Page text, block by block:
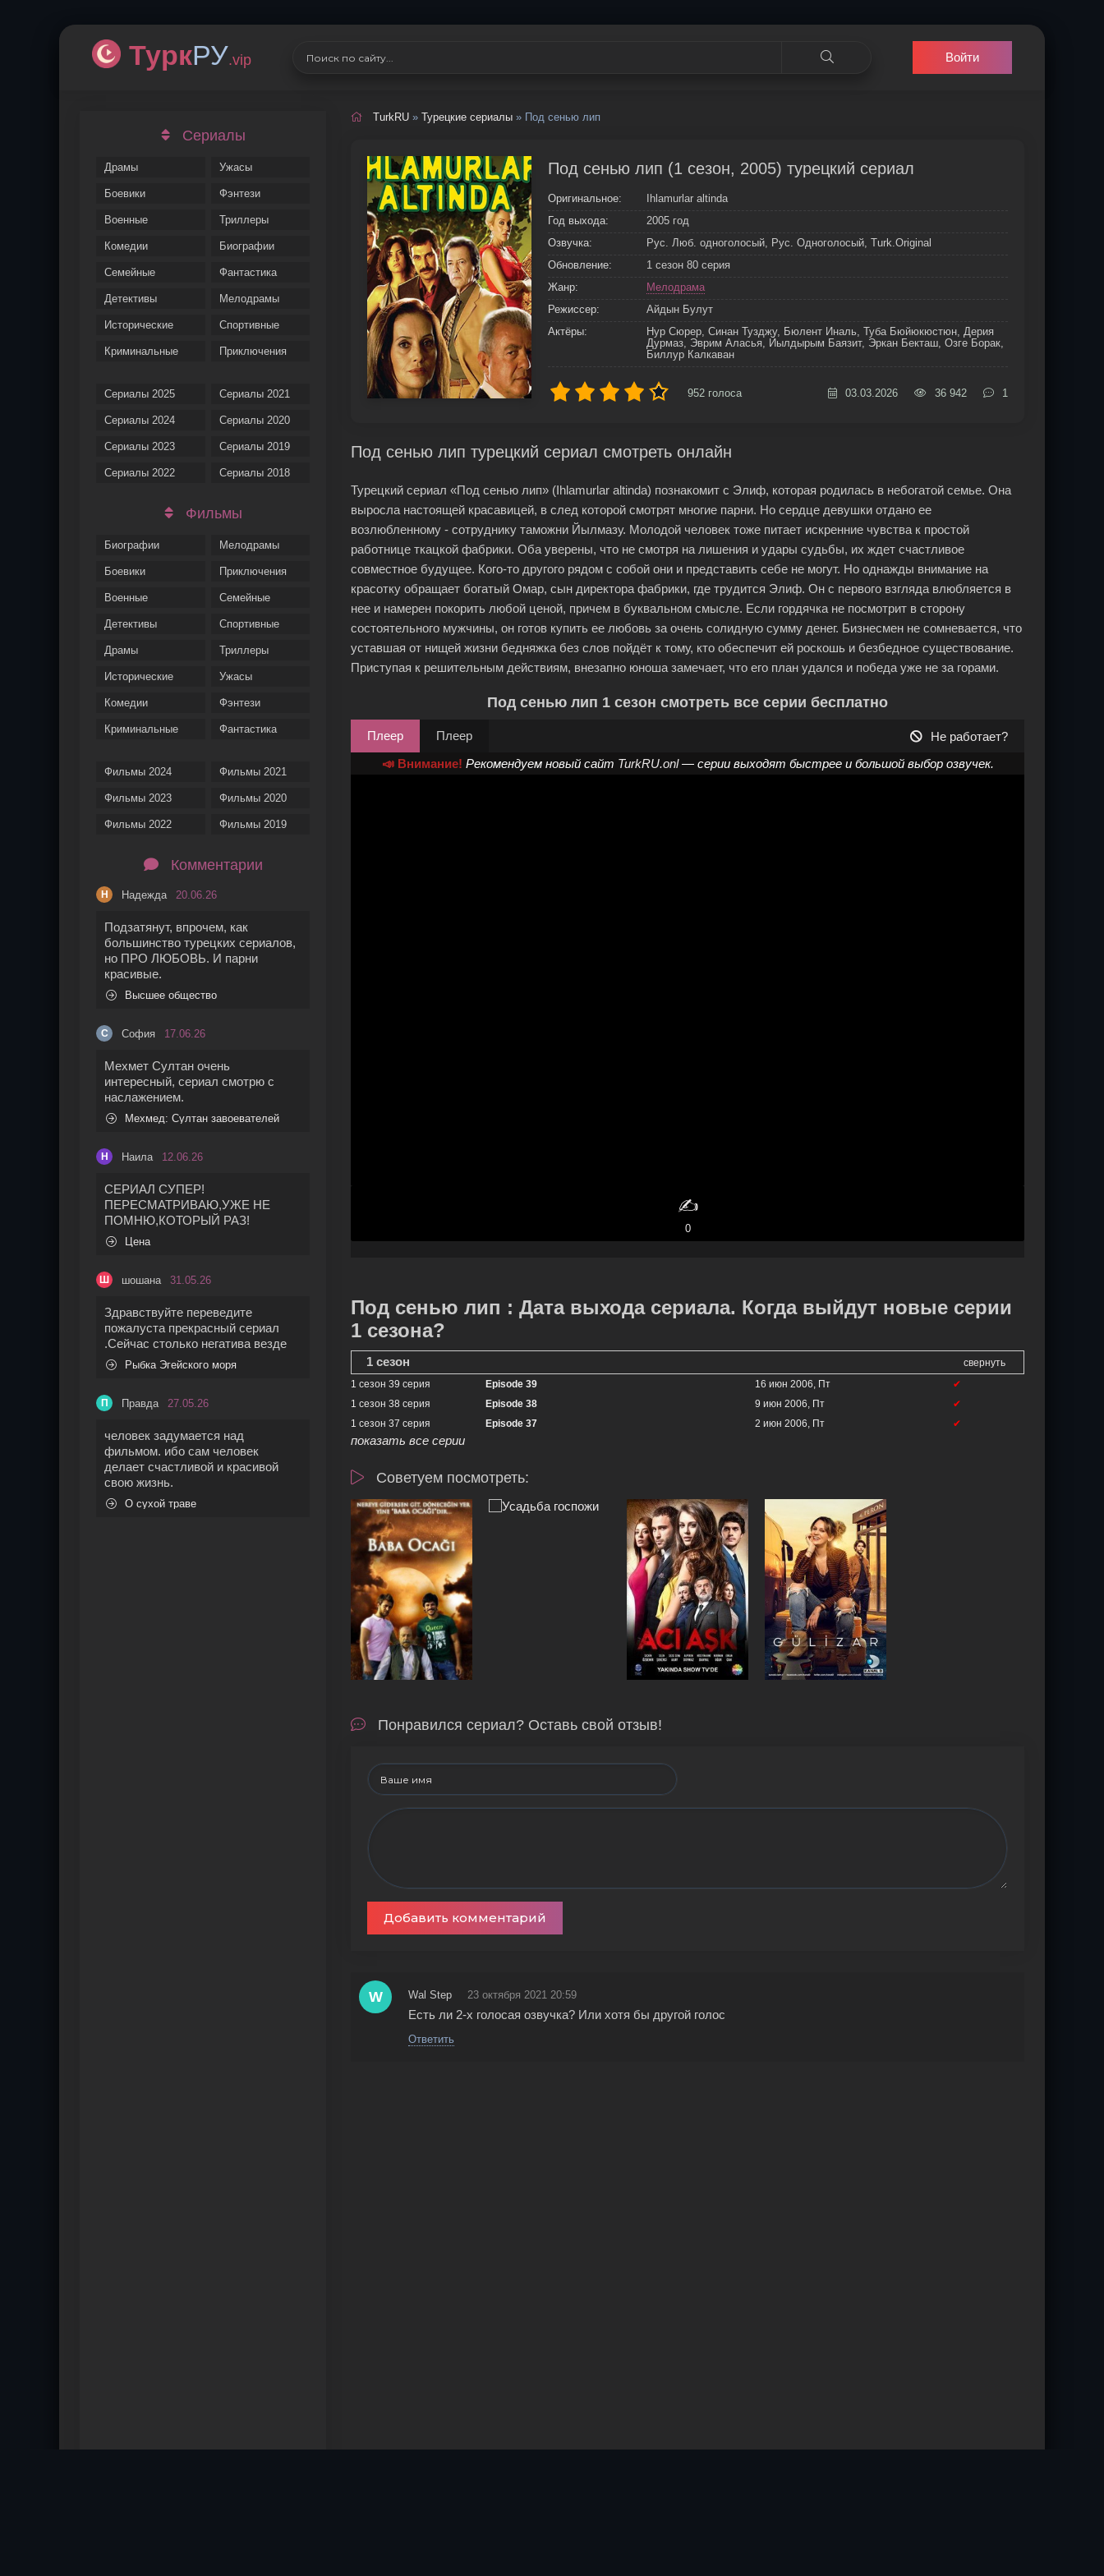
ТуркРУ.vip Войти
Сериалы
Драмы
Боевики
Военные
Комедии
Семейные
Детективы
Исторические
Криминальные
Ужасы
Фэнтези
Триллеры
Биографии
Фантастика
Мелодрамы
Спортивные
Приключения
Сериалы 2025
Сериалы 2024
Сериалы 2023
Сериалы 2022
Сериалы 2021
Сериалы 2020
Сериалы 2019
Сериалы 2018
Фильмы
Биографии
Боевики
Военные
Детективы
Драмы
Исторические
Комедии
Криминальные
Мелодрамы
Приключения
Семейные
Спортивные
Триллеры
Ужасы
Фэнтези
Фантастика
Фильмы 2024
Фильмы 2023
Фильмы 2022
Фильмы 2021
Фильмы 2020
Фильмы 2019
Комментарии
Н Надежда 20.06.26
Подзатянут, впрочем, как
большинство турецких сериалов,
но ПРО ЛЮБОВЬ. И парни
красивые.
Высшее общество
С София 17.06.26
Мехмет Султан очень
интересный, сериал смотрю с
наслажением.
Мехмед: Султан завоевателей
Н Наила 12.06.26
СЕРИАЛ СУПЕР!
ПЕРЕСМАТРИВАЮ,УЖЕ НЕ
ПОМНЮ,КОТОРЫЙ РАЗ!
Цена
Ш шошана 31.05.26
Здравствуйте переведите
пожалуста прекрасный сериал
.Сейчас столько негатива везде
Рыбка Эгейского моря
П Правда 27.05.26
человек задумается над
фильмом. ибо сам человек
делает счастливой и красивой
свою жизнь.
О сухой траве
TurkRU » Турецкие сериалы » Под сенью лип
Под сенью лип (1 сезон, 2005) турецкий сериал
Оригинальное:
Ihlamurlar altinda
Год выхода:
2005 год
Озвучка:
Рус. Люб. одноголосый, Рус. Одноголосый, Turk.Original
Обновление:
1 сезон 80 серия
Жанр:
Мелодрама
Режиссер:
Айдын Булут
Актёры:
Нур Сюрер, Синан Тузджу, Бюлент Иналь, Туба Бюйюкюстюн, Дерия
Дурмаз, Эврим Аласья, Йылдырым Баязит, Эркан Бекташ, Озге Борак,
Биллур Калкаван
952 голоса 03.03.2026 36 942 1
Под сенью лип турецкий сериал смотреть онлайн
Турецкий сериал «Под сенью лип» (Ihlamurlar altinda) познакомит с Элиф, которая родилась в небогатой семье. Она
выросла настоящей красавицей, в след которой смотрят многие парни. Но сердце девушки отдано ее
возлюбленному - сотруднику таможни Йылмазу. Молодой человек тоже питает искренние чувства к простой
работнице ткацкой фабрики. Оба уверены, что не смотря на лишения и удары судьбы, их ждет счастливое
совместное будущее. Кого-то другого рядом с собой они и представить себе не могут. Но однажды внимание на
красотку обращает богатый Омар, сын директора фабрики, где трудится Элиф. Он с первого взгляда влюбляется в
нее и намерен покорить любой ценой, причем в буквальном смысле. Если гордячка не посмотрит в сторону
состоятельного мужчины, он готов купить ее любовь за очень солидную сумму денег. Бизнесмен не сомневается, что
уставшая от нищей жизни бедняжка без слов пойдёт к тому, кто обеспечит ей роскошь и безбедное существование.
Приступая к решительным действиям, внезапно юноша замечает, что его план удался и победа уже не за горами.
Под сенью лип 1 сезон смотреть все серии бесплатно
Плеер Плеер
Не работает?
📣 Внимание! Рекомендуем новый сайт TurkRU.onl— серии выходят быстрее и большой выбор озвучек.
✍️
0
Под сенью лип : Дата выхода сериала. Когда выйдут новые серии
1 сезона?
1 сезон
свернуть
1 сезон 39 серия
Episode 39 16 июн 2006, Пт
✔
1 сезон 38 серия
Episode 38 9 июн 2006, Пт
✔
1 сезон 37 серия
Episode 37 2 июн 2006, Пт ✔
показать все серии
Советуем посмотреть:
Понравился сериал? Оставь свой отзыв!
Добавить комментарий
W Wal Step 23 октября 2021 20:59
Есть ли 2-х голосая озвучка? Или хотя бы другой голос
Ответить